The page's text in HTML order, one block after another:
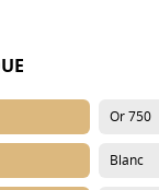
Or 750
Blanc